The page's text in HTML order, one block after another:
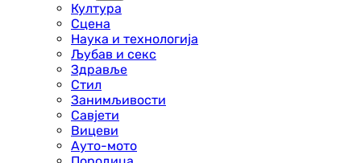
Култура
Сцена
Наука и технологија
Љубав и секс
Здравље
Стил
Занимљивости
Савјети
Вицеви
Ауто-мото